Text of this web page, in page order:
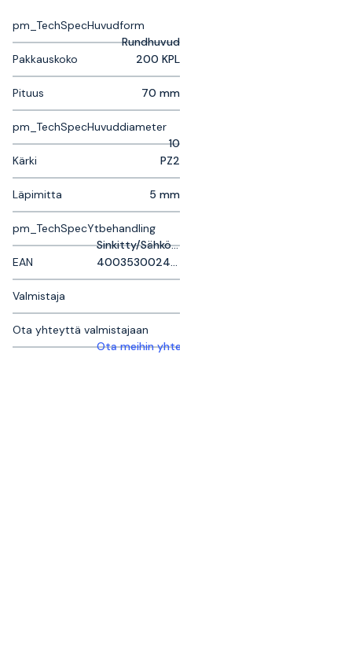
pm_TechSpecHuvudform
Rundhuvud
Pakkauskoko
200 KPL
Pituus 70 mm
pm_TechSpecHuvuddiameter
10
Kärki
PZ2
Läpimitta 5 mm
pm_TechSpecYtbehandling
Sinkitty/Sähkösinkitty
EAN
Valmistaja
Ota yhteyttä valmistajaan
Ota meihin yhteyttä saadaksesi lisätietoja